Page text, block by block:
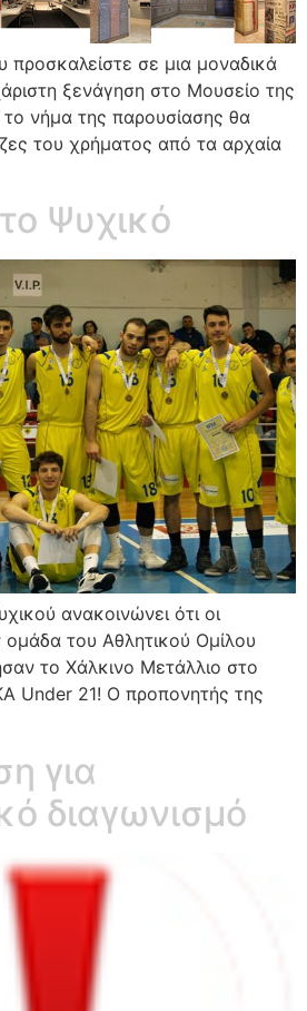
προσκαλείστε σε μια μοναδικά
ξενάγηση στο Μουσείο της
νήμα της παρουσίασης θα
του χρήματος από τα αρχαία
Ψυχικό
ανακοινώνει ότι οι
ομάδα του Αθλητικού Ομίλου
το Χάλκινο Μετάλλιο στο
Under 21! Ο προπονητής της
για
διαγωνισμό